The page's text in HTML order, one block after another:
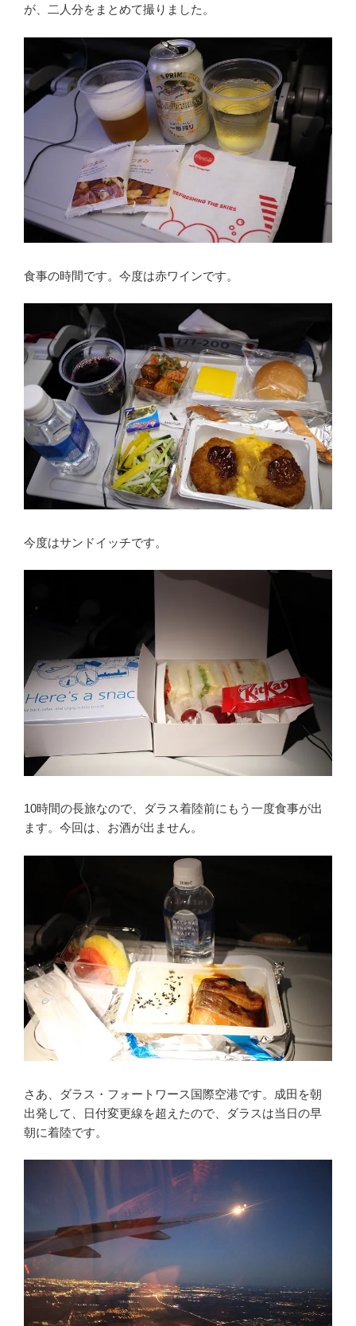
が、二人分をまとめて撮りました。
食事の時間です。今度は赤ワインです。
今度はサンドイッチです。
10時間の長旅なので、ダラス着陸前にもう一度食事が出
ます。今回は、お酒が出ません。
さあ、ダラス・フォートワース国際空港です。成田を朝
出発して、日付変更線を超えたので、ダラスは当日の早
朝に着陸です。